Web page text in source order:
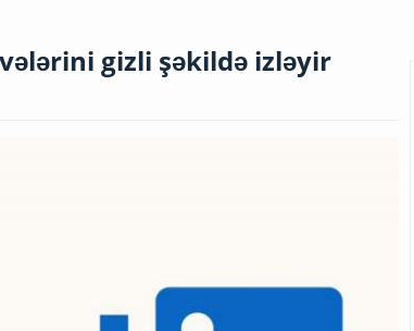
gizli şəkildə izləyir